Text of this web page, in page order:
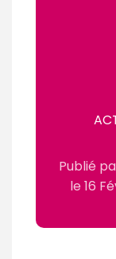
Publié
le16